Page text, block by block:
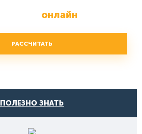
онлайн
РАССЧИТАТЬ
ПОЛЕЗНО ЗНАТЬ